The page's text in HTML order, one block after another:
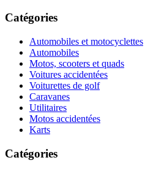
Catégories
Automobiles et motocyclettes
Automobiles
Motos, scooters et quads
Voitures accidentées
Voiturettes de golf
Caravanes
Utilitaires
Motos accidentées
Karts
Catégories